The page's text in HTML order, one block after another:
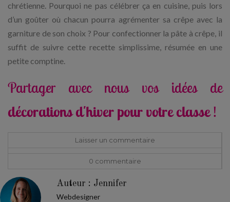
chrétienne. Pourquoi ne pas célébrer ça en cuisine, puis lors
d’un goûter où chacun pourra agrémenter sa crêpe avec la
garniture de son choix ? Pour confectionner la pâte à crêpe, il
suffit de suivre cette recette simplissime, résumée en une
petite comptine.
Partager avec nous vos idées de
décorations d'hiver pour votre classe!
Laisser un commentaire
0 commentaire
Auteur : Jennifer
Webdesigner